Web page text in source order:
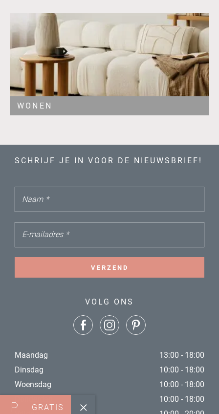
WONEN
SCHRIJF JE IN VOOR DE NIEUWSBRIEF!
Naam *
E-mailadres *
VERZEND
VOLG ONS
Maandag
13:00 - 18:00
Dinsdag
10:00 - 18:00
Woensdag
10:00 - 18:00
10:00 - 18:00
GRATIS